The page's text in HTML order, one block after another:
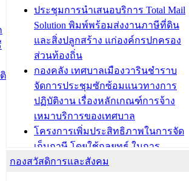
องคมนตรี
สำนักทะเบียนท้องถิ่นเทศบาลเมือง
วารินชำราบ ดำเนินการมอบทะเบียน
บ้าน ทร.14 และบัตรประจำตัว
ประชาชนบุคคลประเภท 8 แก่บุคคลที่
ได้รับการเพิ่มชื่อในทะเบียนบ้าน
(ท.ร.14) กรณีคนไม่มีสัญชาติไทยได้รับ
อนุญาตให้มีถิ่นที่อยู่
ประชุมคณะกรรมการประเมินผลการ
ควบคุมภายในของ สำนัก/กอง/
โรงเรียน/ศูนย์พัฒนาเด็กเล็ก/สถานธนา
ประชุมการนำเสนอบริการ Total Mail
Solution พิมพ์พร้อมส่งงานภาษีที่ดิน
และสิ่งปลูกสร้าง แก่องค์กรปกครอง
ส่วนท้องถิ่น
กองคลัง เทศบาลเมืองวารินชำราบ
จัดการประชุมซักซ้อมแนวทางการ
ปฏิบัติงาน เรื่องหลักเกณฑ์การจ้าง
เหมาบริการของเทศบาล
โครงการเพิ่มประสิทธิภาพในการจัด
เก็บภาษี โดยใช้กลยุทธ์ ในการ
พัฒนาการจัดเก็บรายได้ ประจำปี พ.ศ.
กองสวัสดิการและสังคม